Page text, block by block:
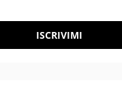
ISCRIVIMI